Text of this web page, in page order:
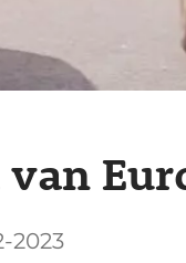
2023